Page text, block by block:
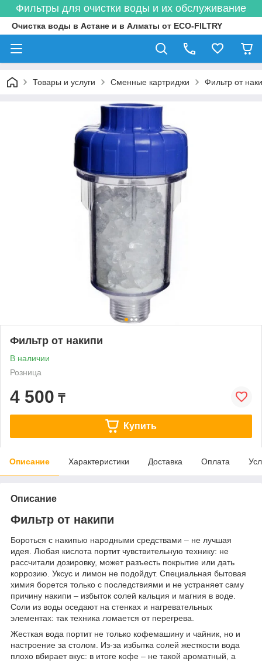
Фильтры для очистки воды и их обслуживание
Очистка воды в Астане и в Алматы от ECO-FILTRY
Товары и услуги Сменные картриджи Фильтр от
Фильтр от накипи
В наличии
Розница
4 500 ₸
Купить
Описание Характеристики Доставка Оплата
Описание
Фильтр от накипи
Бороться с накипью народными средствами – не лучшая
идея. Любая кислота портит чувствительную технику: не
рассчитали дозировку, может разъесть покрытие или дать
коррозию. Уксус и лимон не подойдут. Специальная бытовая
химия борется только с последствиями и не устраняет саму
причину накипи – избыток солей кальция и магния в воде.
Соли из воды оседают на стенках и нагревательных
элементах: так техника ломается от перегрева.
Жесткая вода портит не только кофемашину и чайник, но и
настроение за столом. Из-за избытка солей жесткости вода
плохо вбирает вкус: в итоге кофе – не такой ароматный, а